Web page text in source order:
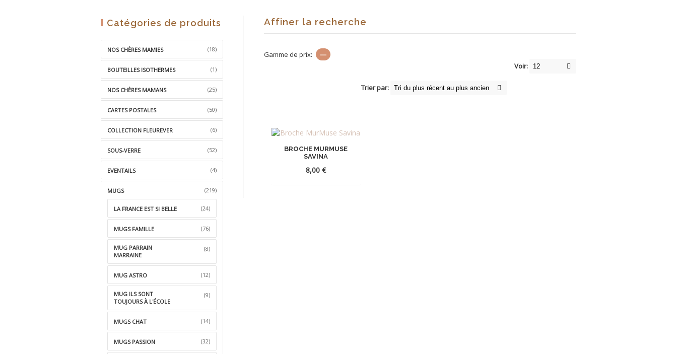
Affiner la recherche
Gamme de prix:
—
Voir:
Trier par:
BROCHE MURMUSE
SAVINA
8,00€
Catégories de produits
NOS CHÈRES MAMIES (18)
BOUTEILLES ISOTHERMES (1)
NOS CHÈRES MAMANS (25)
CARTES POSTALES (50)
COLLECTION FLEUREVER (6)
SOUS-VERRE (52)
EVENTAILS (4)
MUGS (219)
LA FRANCE EST SI BELLE (24)
MUGS FAMILLE (76)
MUG PARRAIN
MARRAINE
(8)
MUG ASTRO (12)
MUG ILS SONT
TOUJOURS À L'ÉCOLE
(9)
MUGS CHAT (14)
MUGS PASSION (32)